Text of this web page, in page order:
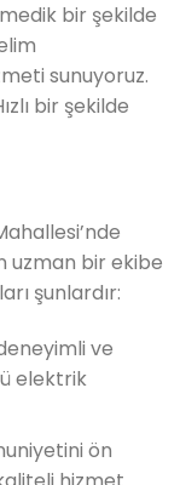
bir şekilde
sunuyoruz.
bir şekilde
uzman bir ekibe
şunlardır:
ve
elektrik
ön